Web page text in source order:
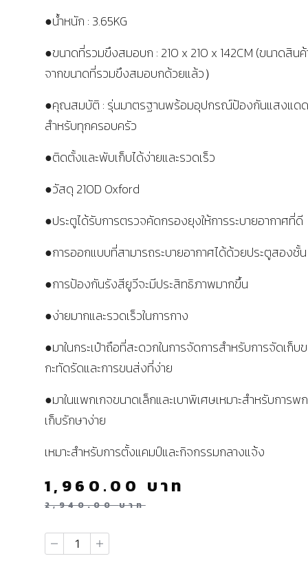
●น้ำหนัก : 3.65KG
●ขนาดที่รวมขึงสมอบก : 210 x 210 x 142CM (ขนาดสิน
จากขนาดที่รวมขึงสมอบกด้วยแล้ว）
●คุณสมบัติ : รุ่นมาตรฐานพร้อมอุปกรณ์ป้องกันแสงแดด
สำหรับทุกครอบครัว
●ติดตั้งและพับเก็บได้ง่ายและรวดเร็ว
●วัสดุ 210D Oxford
●ประตูได้รับการตรวจคัดกรองยุงให้การระบายอากาศที่ดี
●การออกแบบที่สามารถระบายอากาศได้ด้วยประตูสองชั้น
●การป้องกันรังสียูวีจะมีประสิทธิภาพมากขึ้น
●ง่ายมากและรวดเร็วในการกาง
●มาในกระเป๋าถือที่สะดวกในการจัดการสำหรับการจัดเก็บ
กะทัดรัดและการขนส่งที่ง่าย
●มาในแพกเกจขนาดเล็กและเบาพิเศษเหมาะสำหรับการพ
เก็บรักษาง่าย
เหมาะสำหรับการตั้งแคมป์และกิจกรรมกลางแจ้ง
2,940.00บาท
1,960.00 บาท